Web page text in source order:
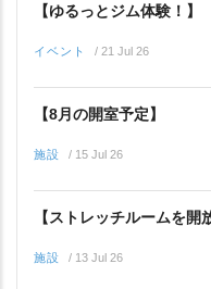
【ゆるっとジム体験！】
イベント / 21 Jul 26
【8月の開室予定】
施設 / 15 Jul 26
【ストレッチルームを開
施設 / 13 Jul 26